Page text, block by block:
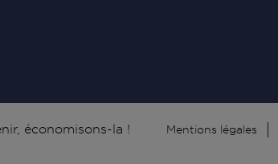
économisons-la ! Mentions légales